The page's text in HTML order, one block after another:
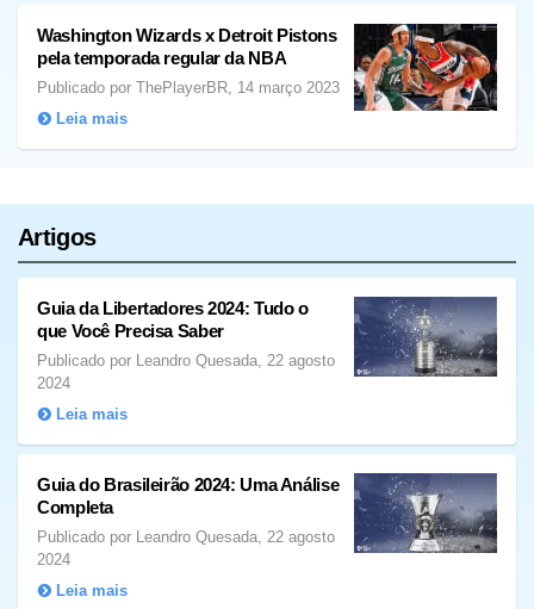
Washington Wizards x Detroit Pistons
pela temporada regular da NBA
Publicado por ThePlayerBR, 14 março 2023
Leia mais
Artigos
Guia da Libertadores 2024: Tudo o
que Você Precisa Saber
Publicado por Leandro Quesada, 22 agosto
2024
Leia mais
Guia do Brasileirão 2024: Uma Análise
Completa
Publicado por Leandro Quesada, 22 agosto
2024
Leia mais